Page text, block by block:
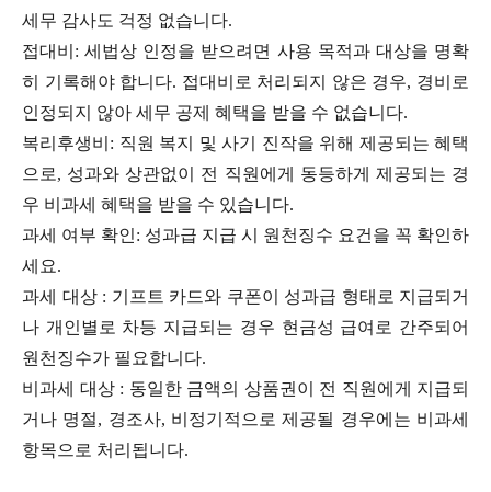
세무 감사도 걱정 없습니다.
접대비: 세법상 인정을 받으려면 사용 목적과 대상을 명확
히 기록해야 합니다. 접대비로 처리되지 않은 경우, 경비로
인정되지 않아 세무 공제 혜택을 받을 수 없습니다.
복리후생비: 직원 복지 및 사기 진작을 위해 제공되는 혜택
으로, 성과와 상관없이 전 직원에게 동등하게 제공되는 경
우 비과세 혜택을 받을 수 있습니다.
과세 여부 확인: 성과급 지급 시 원천징수 요건을 꼭 확인하
세요.
과세 대상 : 기프트 카드와 쿠폰이 성과급 형태로 지급되거
나 개인별로 차등 지급되는 경우 현금성 급여로 간주되어
원천징수가 필요합니다.
비과세 대상 : 동일한 금액의 상품권이 전 직원에게 지급되
거나 명절, 경조사, 비정기적으로 제공될 경우에는 비과세
항목으로 처리됩니다.